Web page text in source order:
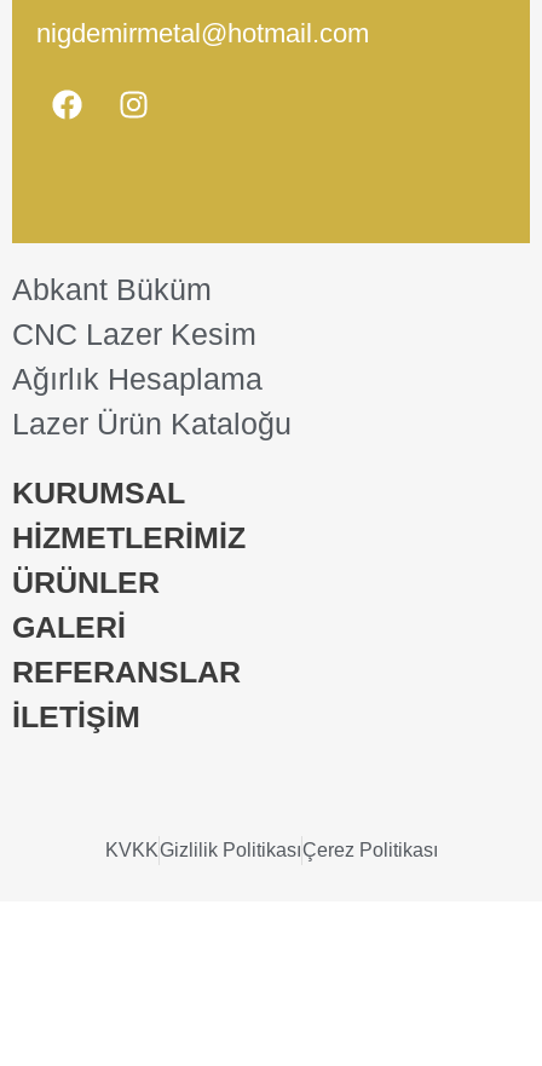
nigdemirmetal@hotmail.com
Abkant Büküm
CNC Lazer Kesim
Ağırlık Hesaplama
Lazer Ürün Kataloğu
KURUMSAL
HİZMETLERİMİZ
ÜRÜNLER
GALERİ
REFERANSLAR
İLETİŞİM
KVKKGizlilik PolitikasıÇerez Politikası